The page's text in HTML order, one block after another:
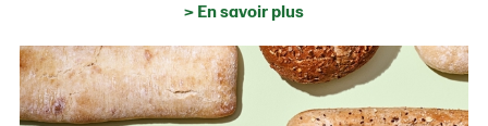
> En savoir plus